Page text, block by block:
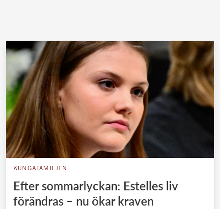
KUNGAFAMILJEN
Efter sommarlyckan: Estelles liv
förändras – nu ökar kraven